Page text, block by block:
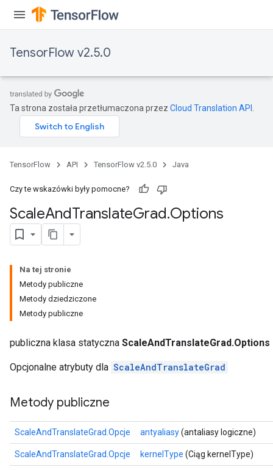
TensorFlow v2.5.0
Ta strona została przetłumaczona przez Cloud Translation API
TensorFlow API TensorFlow v2.5.0 Java
Czy te wskazówki były pomocne?
ScaleAndTranslateGrad.Options
Na tej stronie
Metody publiczne
Metody dziedziczone
Metody publiczne
publiczna klasa statyczna ScaleAndTranslateGrad.Options
Opcjonalne atrybuty dla ScaleAndTranslateGrad
Metody publiczne
ScaleAndTranslateGrad.Opcje antyaliasy(antaliasy logiczne)
ScaleAndTranslateGrad.Opcje kernelType (Ciąg kernelType)